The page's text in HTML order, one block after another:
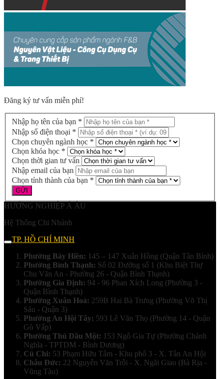
Đăng ký tư vấn miễn phí!
Nhập họ tên của bạn *
Nhập số điện thoại *
Chọn chuyên ngành học *
Chọn khóa học *
Chọn thời gian tư vấn
Nhập email của bạn
Chọn tỉnh thành của bạn *
HƯỚNG NGHIỆP Á ÂU
Hệ Thống Chi Nhánh
TP. HỒ CHÍ MINH
Phường Bảy Hiền: 145 – 147 Xuân Hồng (Quận Tân Bình)
Phường Bình Thạnh: Số 02 Đường số 1 (Khu Biệt Thự
Chu Văn An - Phường 26 - Quận Bình Thạnh)
Phường Gia Định: 94 - 96 Phan Xích Long (Phường 3 -
Quận Bình Thạnh)
Phường Xuân Hoà: 259B Hai Bà Trưng (Phường Võ Thị
Sáu - Quận 3)
Phường An Hội Tây: 593 Lê Văn Thọ (Phường 14 - Quận
Gò Vấp)
Phường Thủ Dầu Một: 153 Ngô Gia Tự (Phường Chánh
Nghĩa - TPTDM - Bình Dương)
Củ Chi: 53 Phạm Hữu Tâm - Khu phố 3 - X. Tân An Hội
Châu Đức: 22 Nguyễn Văn Trỗi - X. Ngãi Giao (Bà Rịa -
Vũng Tàu)